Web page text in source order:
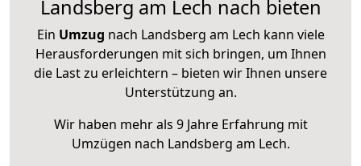
Landsberg am Lech nach bieten
Ein Umzug nach Landsberg am Lech kann viele
Herausforderungen mit sich bringen, um Ihnen
die Last zu erleichtern – bieten wir Ihnen unsere
Unterstützung an.
Wir haben mehr als 9 Jahre Erfahrung mit
Umzügen nach Landsberg am Lech.